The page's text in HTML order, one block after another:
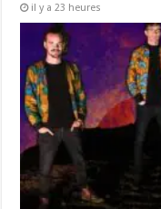
il y a 23 heures